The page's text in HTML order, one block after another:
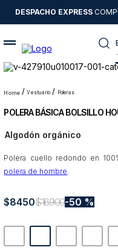
DESPACHO EXPRESS
vestuario poleras
POLERA BÁSICA BOLSILLO
Algodón orgánico
Polera cuello redondo en
polera de hombre.
$8450$16.900 50 %
1.
sweater
2.
chaquetas
3.
pantalon
4.
camisas
6.
jeans
8.
chaqueta